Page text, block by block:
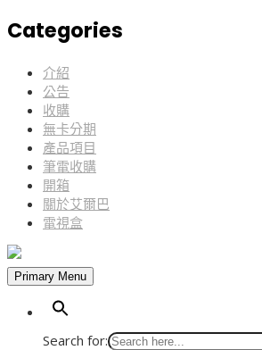
Categories
介紹
公告
收購
無卡分期
產品項目
筆電收購
開箱
關於艾爾巴
電視盒
Primary Menu
Search for: